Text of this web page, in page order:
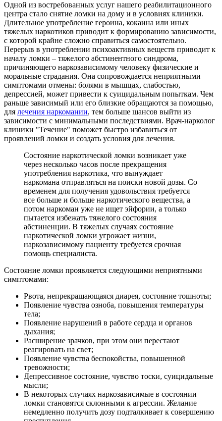
Одной из востребованных услуг нашего реабилитационного
центра стало снятие ломки на дому и в условиях клиники.
Длительное употребление героина, кокаина или иных
тяжелых наркотиков приводит к формированию зависимости,
с которой крайне сложно справиться самостоятельно.
Перерыв в употреблении психоактивных веществ приводит к
началу ломки – тяжелого абстинентного синдрома,
причиняющего наркозависимому человеку физические и
моральные страдания. Она сопровождается неприятными
симптомами отмены: болями в мышцах, слабостью,
депрессией, может привести к суицидальным попыткам. Чем
раньше зависимый или его близкие обращаются за помощью,
для лечения наркомании, тем больше шансов выйти из
зависимости с минимальными последствиями. Врач-нарколог
клиники "Течение" поможет быстро избавиться от
проявлений ломки и создать условия для лечения.
Состояние наркотической ломки возникает уже
через несколько часов после прекращения
употребления наркотика, что вынуждает
наркомана отправляться на поиски новой дозы. Со
временем для получения удовольствия требуется
все больше и больше наркотического вещества, а
потом наркоман уже не ищет эйфории, а только
пытается избежать тяжелого состояния
абстиненции. В тяжелых случаях состояние
наркотической ломки угрожает жизни,
наркозависимому пациенту требуется срочная
помощь специалиста.
Состояние ломки проявляется следующими неприятными
симптомами:
Рвота, непрекращающаяся диарея, состояние тошноты;
Появление чувства озноба, повышения температуры
тела;
Появление нарушений в работе сердца и органов
дыхания;
Расширение зрачков, при этом они перестают
реагировать на свет;
Появление чувства беспокойства, повышенной
тревожности;
Депрессивное состояние, чувство тоски, суицидальные
мысли;
В некоторых случаях наркозависимые в состоянии
ломки становятся склонными к агрессии. Желание
немедленно получить дозу подталкивает к совершению